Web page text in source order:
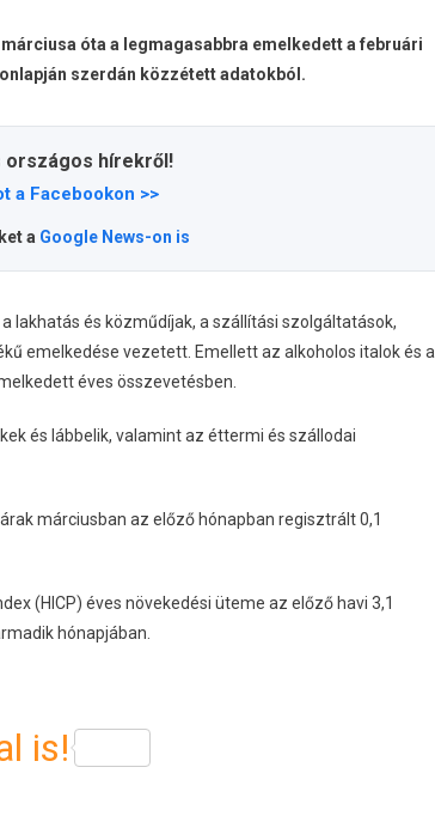
óta a legmagasabbra emelkedett a februári
szerdán közzétett adatokból.
országos hírekről!
a Facebookon >>
a Google News-on is
lakhatás és közműdíjak, a szállítási szolgáltatások,
emelkedése vezetett. Emellett az alkoholos italok és a
éves összevetésben.
és lábbelik, valamint az éttermi és szállodai
márciusban az előző hónapban regisztrált 0,1
(HICP) éves növekedési üteme az előző havi 3,1
hónapjában.
is!